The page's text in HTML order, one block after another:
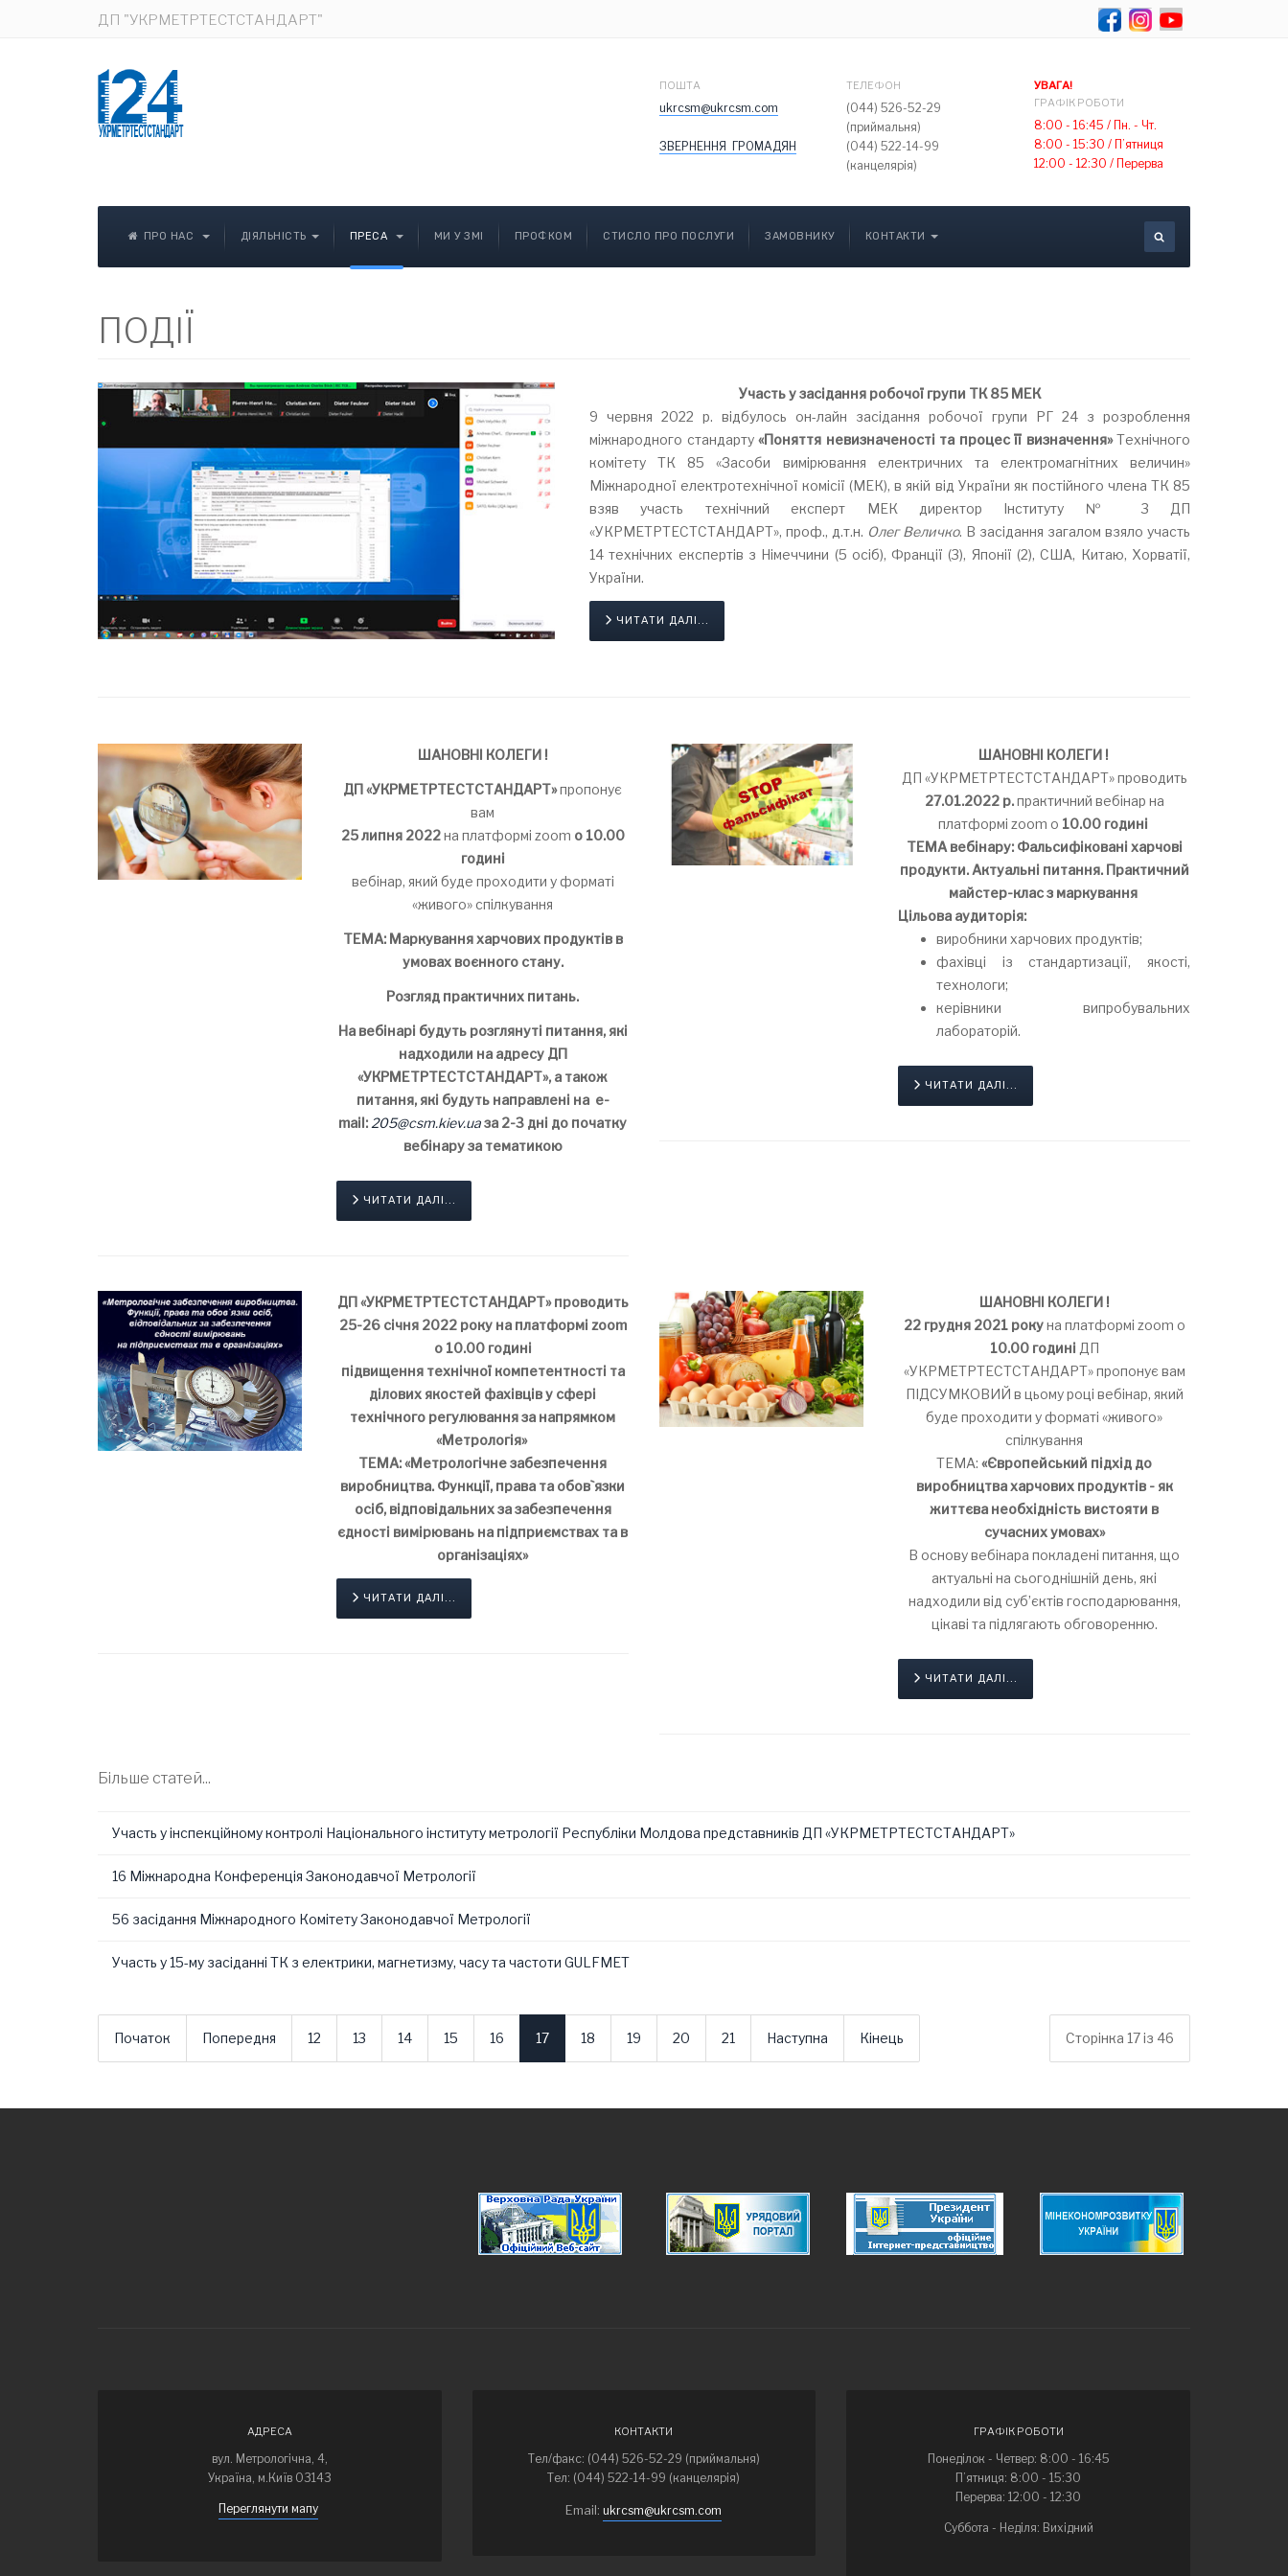
ДП "УКРМЕТРТЕСТСТАНДАРТ"
ПОШТА
ukrcsm@ukrcsm.com
ЗВЕРНЕННЯ ГРОМАДЯН
ТЕЛЕФОН
(044) 526-52-29
(приймальня)
(044) 522-14-99
(канцелярія)
УВАГА!
ГРАФІК РОБОТИ
8:00 - 16:45 / Пн. - Чт.
8:00 - 15:30 / П’ятниця
12:00 - 12:30 / Перерва
ПРО НАС ДІЯЛЬНІСТЬ ПРЕСА МИ У ЗМІ ПРОФКОМ СТИСЛО ПРО ПОСЛУГИ ЗАМОВНИКУ КОНТАКТИ
ПОДІЇ
Участь у засідання робочої групи ТК 85 МЕК
9 червня 2022 р. відбулось он-лайн засідання робочої групи РГ 24 з розроблення
міжнародного стандарту «Поняття невизначеності та процес її визначення»Технічного
комітету ТК 85 «Засоби вимірювання електричних та електромагнітних величин»
Міжнародної електротехнічної комісії (МЕК), в якій від України як постійного члена ТК 85
взяв участь технічний експерт МЕК директор Інституту № 3 ДП
«УКРМЕТРТЕСТСТАНДАРТ», проф., д.т.н. Олег Величко. В засідання загалом взяло участь
14 технічних експертів з Німеччини (5 осіб), Франції (3), Японії (2), США, Китаю, Хорватії,
України.
ЧИТАТИ ДАЛІ...
ШАНОВНІ КОЛЕГИ !
ДП «УКРМЕТРТЕСТСТАНДАРТ»пропонує
вам
25 липня 2022на платформі zoom о 10.00
годині
вебінар, який буде проходити у форматі
«живого» спілкування
ТЕМА: Маркування харчових продуктів в
умовах воєнного стану.
Розгляд практичних питань.
На вебінарі будуть розглянуті питання, які
надходили на адресу ДП
«УКРМЕТРТЕСТСТАНДАРТ», а також
питання, які будуть направлені на e-
mail: 205@csm.kiev.uaза 2-3 дні до початку
вебінару за тематикою
ЧИТАТИ ДАЛІ...
ШАНОВНІ КОЛЕГИ !
ДП «УКРМЕТРТЕСТСТАНДАРТ» проводить
27.01.2022 р.практичний вебінар на
платформі zoom о 10.00 годині
ТЕМА вебінару: Фальсифіковані харчові
продукти. Актуальні питання. Практичний
майстер-клас з маркування
Цільова аудиторія:
виробники харчових продуктів;
фахівці із стандартизації, якості,
технологи;
керівники випробувальних
лабораторій.
ЧИТАТИ ДАЛІ...
ДП «УКРМЕТРТЕСТСТАНДАРТ» проводить
25-26 січня 2022 року на платформі zoom
о 10.00 годині
підвищення технічної компетентності та
ділових якостей фахівців у сфері
технічного регулювання за напрямком
«Метрологія»
ТЕМА: «Метрологічне забезпечення
виробництва. Функції, права та обов`язки
осіб, відповідальних за забезпечення
єдності вимірювань на підприємствах та в
організаціях»
ЧИТАТИ ДАЛІ...
ШАНОВНІ КОЛЕГИ !
22 грудня 2021 рокуна платформі zoom о
10.00 годині ДП
«УКРМЕТРТЕСТСТАНДАРТ» пропонує вам
ПІДСУМКОВИЙ в цьому році вебінар, який
буде проходити у форматі «живого»
спілкування
ТЕМА:«Європейський підхід до
виробництва харчових продуктів - як
життєва необхідність вистояти в
сучасних умовах»
В основу вебінара покладені питання, що
актуальні на сьогоднішній день, які
надходили від суб’єктів господарювання,
цікаві та підлягають обговоренню.
ЧИТАТИ ДАЛІ...
Більше статей...
Участь у інспекційному контролі Національного інституту метрології Республіки Молдова представників ДП «УКРМЕТРТЕСТСТАНДАРТ»
16 Міжнародна Конференція Законодавчої Метрології
56 засідання Міжнародного Комітету Законодавчої Метрології
Участь у 15-му засіданні ТК з електрики, магнетизму, часу та частоти GULFMET
Сторінка 17 із 46
Початок Попередня 12 13 14 15 16 17 18 19 20 21 Наступна Кінець
АДРЕСА
вул. Метрологічна, 4,
Україна, м.Київ 03143
Переглянути мапу
КОНТАКТИ
Тел/факс: (044) 526-52-29 (приймальня)
Тел: (044) 522-14-99 (канцелярія)
Email:ukrcsm@ukrcsm.com
ГРАФІК РОБОТИ
Понеділок - Четвер: 8:00 - 16:45
П’ятниця: 8:00 - 15:30
Перерва: 12:00 - 12:30
Суббота - Неділя: Вихідний